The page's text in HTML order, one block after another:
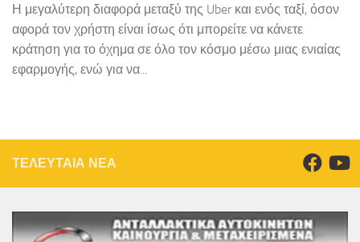
Η μεγαλύτερη διαφορά μεταξύ της Uber και ενός ταξί, όσον
αφορά τον χρήστη είναι ίσως ότι μπορείτε να κάνετε
κράτηση για το όχημα σε όλο τον κόσμο μέσω μιας ενιαίας
εφαρμογής, ενώ για να...
ΤΕΛΕΥΤΑΙΑ ΝΕΑ